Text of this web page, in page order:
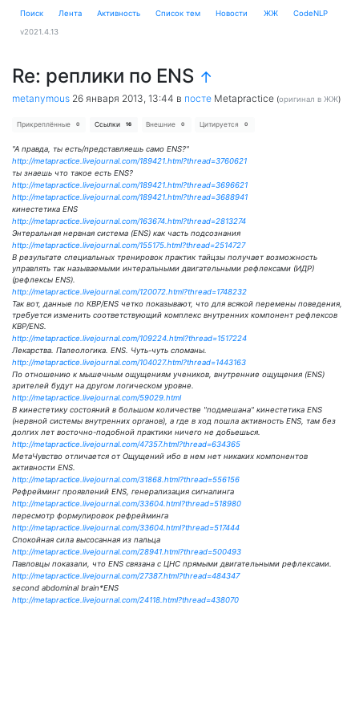
Поиск Лента Активность Cписок тем Новости ЖЖ CodeNLP
v2021.4.13
Re: реплики по ENS ↑
metanymous 26 января 2013, 13:44 в посте Metapractice (оригинал в ЖЖ)
Прикреплённые 0 Ссылки 16 Внешние 0 Цитируется 0
"А правда, ты есть/представляешь само ENS?"
http://metapractice.livejournal.com/189421.html?thread=3760621
ты знаешь что такое есть ENS?
http://metapractice.livejournal.com/189421.html?thread=3696621
http://metapractice.livejournal.com/189421.html?thread=3688941
кинестетика ENS
http://metapractice.livejournal.com/163674.html?thread=2813274
Энтеральная нервная система (ENS) как часть подсознания
http://metapractice.livejournal.com/155175.html?thread=2514727
В результате специальных тренировок практик тайцзы получает возможность
управлять так называемыми интеральными двигательными рефлексами (ИДР)
(рефлексы ENS).
http://metapractice.livejournal.com/120072.html?thread=1748232
Так вот, данные по КВР/ENS четко показывают, что для всякой перемены поведения,
требуется изменить соответствующий комплекс внутренних компонент рефлексов
КВР/ENS.
http://metapractice.livejournal.com/109224.html?thread=1517224
Лекарства. Палеологика. ENS. Чуть-чуть сломаны.
http://metapractice.livejournal.com/104027.html?thread=1443163
По отношению к мышечным ощущениям учеников, внутренние ощущения (ENS)
зрителей будут на другом логическом уровне.
http://metapractice.livejournal.com/59029.html
В кинестетику состояний в большом количестве "подмешана" кинестетика ENS
(нервной системы внутренних органов), а где в ход пошла активность ENS, там без
долгих лет восточно-подобной практики ничего не добьешься.
http://metapractice.livejournal.com/47357.html?thread=634365
МетаЧувство отличается от Ощущений ибо в нем нет никаких компонентов
активности ENS.
http://metapractice.livejournal.com/31868.html?thread=556156
Рефрейминг проявлений ENS, генерализация сигналинга
http://metapractice.livejournal.com/33604.html?thread=518980
пересмотр формулировок рефрейминга
http://metapractice.livejournal.com/33604.html?thread=517444
Спокойная сила высосанная из пальца
http://metapractice.livejournal.com/28941.html?thread=500493
Павловцы показали, что ENS связана с ЦНС прямыми двигательными рефлексами.
http://metapractice.livejournal.com/27387.html?thread=484347
second abdominal brain*ENS
http://metapractice.livejournal.com/24118.html?thread=438070